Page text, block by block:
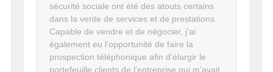
sécurité sociale ont été des atouts certains
dans la vente de services et de prestations.
Capable de vendre et de négocier, j’ai
également eu l’opportunité de faire la
prospection téléphonique afin d’élargir le
portefeuille clients de l’entreprise qui m’avait